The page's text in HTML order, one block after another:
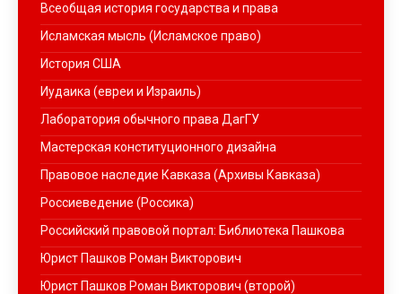
Всеобщая история государства и права
Исламская мысль (Исламское право)
История США
Иудаика (евреи и Израиль)
Лаборатория обычного права ДагГУ
Мастерская конституционного дизайна
Правовое наследие Кавказа (Архивы Кавказа)
Россиеведение (Россика)
Российский правовой портал: Библиотека Пашкова
Юрист Пашков Роман Викторович
Юрист Пашков Роман Викторович (второй)